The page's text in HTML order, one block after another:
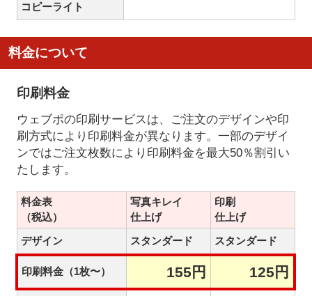
コピーライト
料金について
印刷料金
ウェブポの印刷サービスは、ご注文のデザインや印
刷方式により印刷料金が異なります。一部のデザイ
ンではご注文枚数により印刷料金を最大50％割引い
たします。
料金表
（税込）
写真キレイ
仕上げ
印刷
仕上げ
デザイン
スタンダード スタンダード
印刷料金（1枚〜） 155円 125円